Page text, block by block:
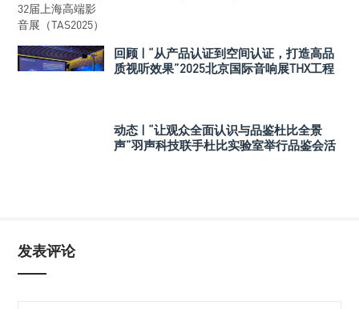
回顾 | “从产品认证到空间认证，打造高品
质视听效果”2025北京国际音响展THX工程
动态 | “让观众全面认识与品鉴杜比全景
声”羽声科技联手杜比实验室举行品鉴会活
发表评论